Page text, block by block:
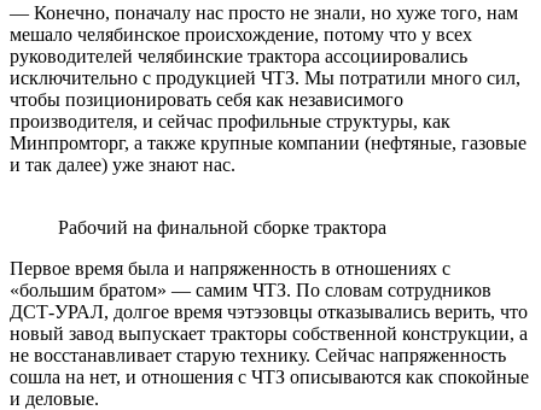
— Конечно, поначалу нас просто не знали, но хуже того, нам
мешало челябинское происхождение, потому что у всех
руководителей челябинские трактора ассоциировались
исключительно с продукцией ЧТЗ. Мы потратили много сил,
чтобы позиционировать себя как независимого
производителя, и сейчас профильные структуры, как
Минпромторг, а также крупные компании (нефтяные, газовые
и так далее) уже знают нас.
Рабочий на финальной сборке трактора
Первое время была и напряженность в отношениях с
«большим братом» — самим ЧТЗ. По словам сотрудников
ДСТ-УРАЛ, долгое время чэтэзовцы отказывались верить, что
новый завод выпускает тракторы собственной конструкции, а
не восстанавливает старую технику. Сейчас напряженность
сошла на нет, и отношения с ЧТЗ описываются как спокойные
и деловые.